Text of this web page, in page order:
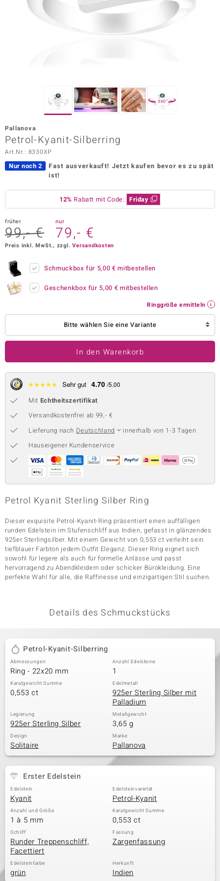
Edition
Vogue
Paraíso
Collection
BY DE MELO
Collection
Classics
360°
Pallanova
Petrol-Kyanit-Silberring
Art.Nr.: 8330XP
Nur noch 2 Fast ausverkauft! Jetzt kaufen bevor es zu spät
ist!
12% Rabatt mit Code: Friday
früher
99,- €
nur
79,- €
Preis inkl. MwSt., zzgl.Versandkosten
Schmuckbox für 5,00 € mitbestellen
Geschenkbox für 5,00 € mitbestellen
Ringgröße ermitteln
Bitte wählen Sie eine Variante
In den Warenkorb
★★★★★ Sehr gut 4.70 /5.00
Mit Echtheitszertifikat
Versandkostenfrei ab 99,- €
Lieferung nach Deutschland
innerhalb von 1-3 Tagen
Hauseigener Kundenservice
Petrol Kyanit Sterling Silber Ring
Dieser exquisite Petrol-Kyanit-Ring präsentiert einen auffälligen
runden Edelstein im Stufenschliff aus Indien, gefasst in glänzendes
925er Sterlingsilber. Mit einem Gewicht von 0,553 ct verleiht sein
tiefblauer Farbton jedem Outfit Eleganz. Dieser Ring eignet sich
sowohl für legere als auch für formelle Anlässe und passt
hervorragend zu Abendkleidern oder schicker Bürokleidung. Eine
perfekte Wahl für alle, die Raffinesse und einzigartigen Stil suchen.
Details des Schmuckstücks
Petrol-Kyanit-Silberring
Abmessungen
Ring - 22x20 mm
Anzahl Edelsteine
1
Karatgewicht Summe
0,553 ct
Edelmetall
925er Sterling Silber mit
Palladium
Legierung
925er Sterling Silber
Metallgewicht
3,65 g
Design
Solitaire
Marke
Pallanova
Erster Edelstein
Edelstein
Kyanit
Edelsteinvarietät
Petrol-Kyanit
Anzahl und Größe
1 à 5 mm
Karatgewicht Summe
0,553 ct
Schliff
Runder Treppenschliff,
Facettiert
Fassung
Zargenfassung
Edelsteinfarbe
grün
Herkunft
Indien